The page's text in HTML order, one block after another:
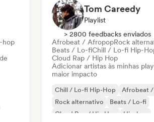
hop
Tom Careedy
Playlist
> 2800 feedbacks enviados
Afrobeat / AfropopRock
Beats / Lo-fiChill / Lo-fi Hip-
Cloud Rap / Hip Hop
Adicionar artistas às minhas
maior impacto
Chill / Lo-fi Hip-Hop
Afrobeat
Rock alternativo
Beats / Lo-fi
Cloud Rap / Hip Hop
Hip-hop